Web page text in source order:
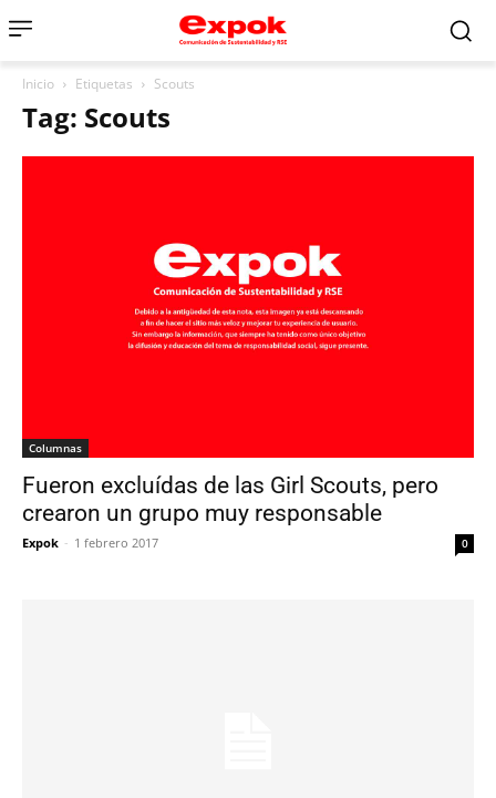
Inicio Etiquetas Scouts
Tag: Scouts
Columnas
Fueron excluídas de las Girl Scouts, pero
crearon un grupo muy responsable
Expok - 1 febrero 2017 0